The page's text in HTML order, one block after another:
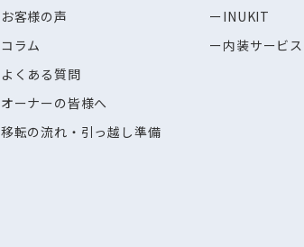
お客様の声
コラム
よくある質問
オーナーの皆様へ
移転の流れ・引っ越し準備
INUKIT
内装サービス